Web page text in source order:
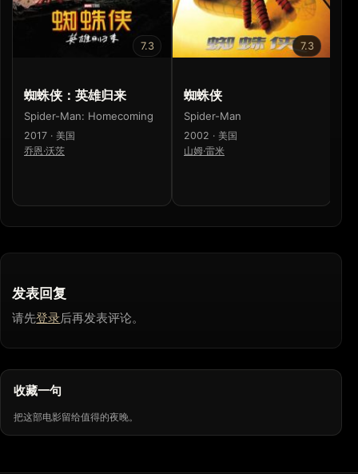
7.3
蜘蛛侠：英雄归来
Spider-Man: Homecoming
2017 · 美国
乔恩·沃茨
7.3
蜘蛛侠
Spider-Man
2002 · 美国
山姆·雷米
发表回复
请先登录后再发表评论。
收藏一句
把这部电影留给值得的夜晚。